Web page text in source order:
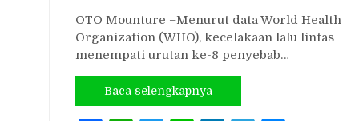
OTO Mounture –Menurut data World Health
Organization (WHO), kecelakaan lalu lintas
menempati urutan ke-8 penyebab…
Baca selengkapnya